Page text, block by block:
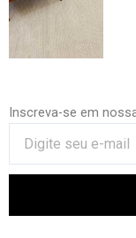
Inscreva-se em